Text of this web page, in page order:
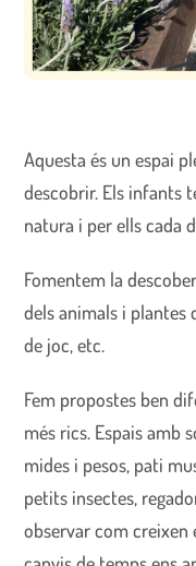
Aquesta és un espai
descobrir. Els infants
natura i per ells cada
Fomentem la
dels animals i plantes
de joc, etc.
Fem propostes ben
més rics. Espais amb
mides i pesos, pati
petits insectes,
observar com creixen